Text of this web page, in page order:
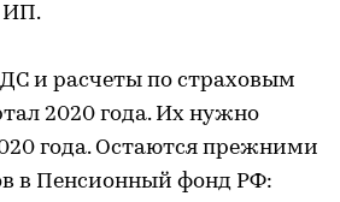
ИП.
и расчеты по страховым
2020 года. Их нужно
года. Остаются прежними
в Пенсионный фонд РФ: